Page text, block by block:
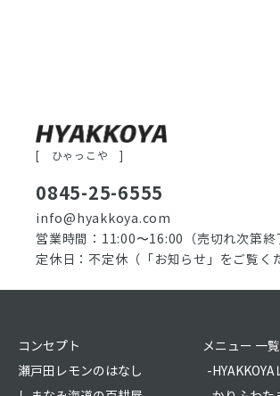
[ ひゃっこや ]
0845-25-6555
info@hyakkoya.com
営業時間：11:00〜16:00
（売切れ次第終
定休日：不定休（「お知らせ」をご覧く
コンセプト
瀬戸田レモンのはなし
メニュー 一覧
-